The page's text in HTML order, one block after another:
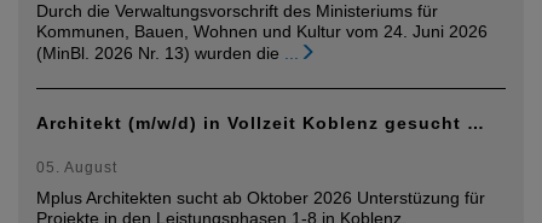
Durch die Verwaltungsvorschrift des Ministeriums für
Kommunen, Bauen, Wohnen und Kultur vom 24. Juni 2026
(MinBl. 2026 Nr. 13) wurden die
Architekt (m/w/d) in Vollzeit Koblenz gesucht …
05. August
Mplus Architekten sucht ab Oktober 2026 Unterstüzung für
Projekte in den Leistungsphasen 1-8 in Koblenz.